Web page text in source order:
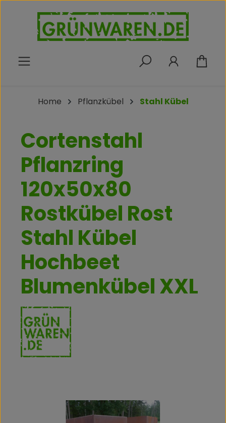
Zum Hauptinhalt springen
Home Pflanzkübel Stahl Kübel
Cortenstahl
Pflanzring
120x50x80
Rostkübel Rost
Stahl Kübel
Hochbeet
Blumenkübel XXL